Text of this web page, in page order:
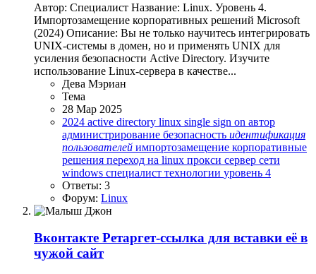
Автор: Специалист Название: Linux. Уровень 4.
Импортозамещение корпоративных решений Microsoft
(2024) Описание: Вы не только научитесь интегрировать
UNIX-cистемы в домен, но и применять UNIX для
усиления безопасности Active Directory. Изучите
использование Linux-сервера в качестве...
Дева Мэриан
Тема
28 Мар 2025
2024 active directory linux single sign on автор
администрирование безопасность идентификация
пользователей импортозамещение корпоративные
решения переход на linux прокси сервер сети
windows специалист технологии уровень 4
Ответы: 3
Форум: Linux
Вконтакте Ретаргет-ссылка для вставки её в
чужой сайт